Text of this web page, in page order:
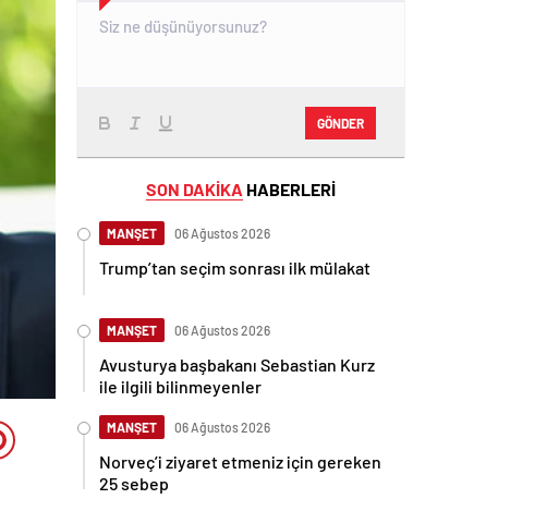
GÖNDER
SON DAKİKA HABERLERİ
MANŞET 06 Ağustos 2026
Trump’tan seçim sonrası ilk mülakat
MANŞET 06 Ağustos 2026
Avusturya başbakanı Sebastian Kurz
ile ilgili bilinmeyenler
MANŞET 06 Ağustos 2026
Norveç’i ziyaret etmeniz için gereken
25 sebep